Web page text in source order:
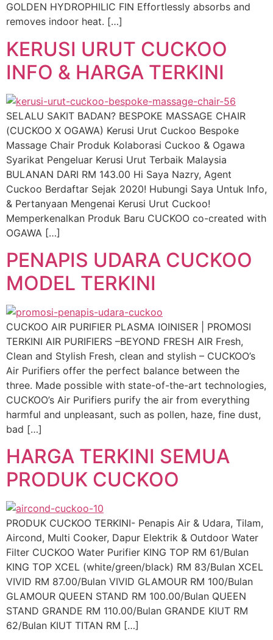
GOLDEN HYDROPHILIC FIN Effortlessly absorbs and
removes indoor heat. […]
KERUSI URUT CUCKOO
INFO & HARGA TERKINI
SELALU SAKIT BADAN? BESPOKE MASSAGE CHAIR
(CUCKOO X OGAWA) Kerusi Urut Cuckoo Bespoke
Massage Chair Produk Kolaborasi Cuckoo & Ogawa
Syarikat Pengeluar Kerusi Urut Terbaik Malaysia
BULANAN DARI RM 143.00 Hi Saya Nazry, Agent
Cuckoo Berdaftar Sejak 2020! Hubungi Saya Untuk Info,
& Pertanyaan Mengenai Kerusi Urut Cuckoo!
Memperkenalkan Produk Baru CUCKOO co-created with
OGAWA […]
PENAPIS UDARA CUCKOO
MODEL TERKINI
CUCKOO AIR PURIFIER PLASMA IOINISER | PROMOSI
TERKINI AIR PURIFIERS –BEYOND FRESH AIR Fresh,
Clean and Stylish Fresh, clean and stylish – CUCKOO’s
Air Purifiers offer the perfect balance between the
three. Made possible with state-of-the-art technologies,
CUCKOO’s Air Purifiers purify the air from everything
harmful and unpleasant, such as pollen, haze, fine dust,
bad […]
HARGA TERKINI SEMUA
PRODUK CUCKOO
PRODUK CUCKOO TERKINI- Penapis Air & Udara, Tilam,
Aircond, Multi Cooker, Dapur Elektrik & Outdoor Water
Filter CUCKOO Water Purifier KING TOP RM 61/Bulan
KING TOP XCEL (white/green/black) RM 83/Bulan XCEL
VIVID RM 87.00/Bulan VIVID GLAMOUR RM 100/Bulan
GLAMOUR QUEEN STAND RM 100.00/Bulan QUEEN
STAND GRANDE RM 110.00/Bulan GRANDE KIUT RM
62/Bulan KIUT TITAN RM […]